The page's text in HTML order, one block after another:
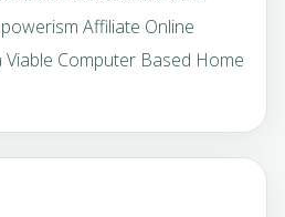
Affiliate Online
Computer Based Home